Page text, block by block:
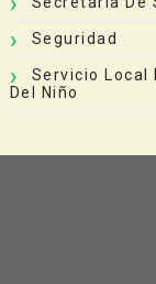
Seguridad
Servicio Local
Del Niño